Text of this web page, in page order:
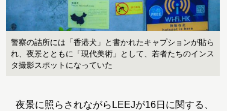
警察の詰所には「香港犬」と書かれたキャプションが貼ら
れ、夜景とともに「現代美術」として、若者たちのインス
タ撮影スポットになっていた
夜景に照らされながらLEEJが16日に関する、